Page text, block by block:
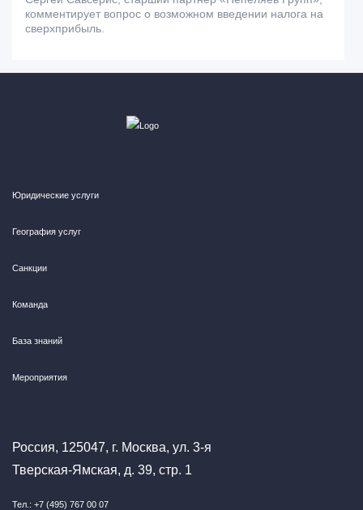
комментирует вопрос о возможном введении налога на
сверхприбыль.
Юридические услуги
География услуг
Санкции
Команда
База знаний
Мероприятия
Россия, 125047, г. Москва, ул. 3-я
Тверская-Ямская, д. 39, стр. 1
Тел.: +7 (495) 767 00 07